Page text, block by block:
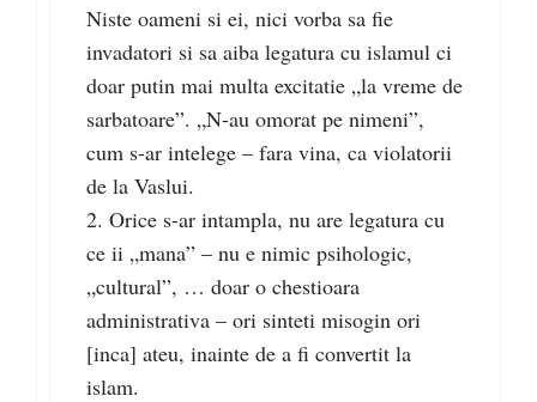
Niste oameni si ei, nici vorba sa fie
invadatori si sa aiba legatura cu islamul ci
doar putin mai multa excitatie „la vreme de
sarbatoare”. „N-au omorat pe nimeni”,
cum s-ar intelege – fara vina, ca violatorii
de la Vaslui.
2. Orice s-ar intampla, nu are legatura cu
ce ii „mana” – nu e nimic psihologic,
„cultural”, … doar o chestioara
administrativa – ori sinteti misogin ori
[inca] ateu, inainte de a fi convertit la
islam.